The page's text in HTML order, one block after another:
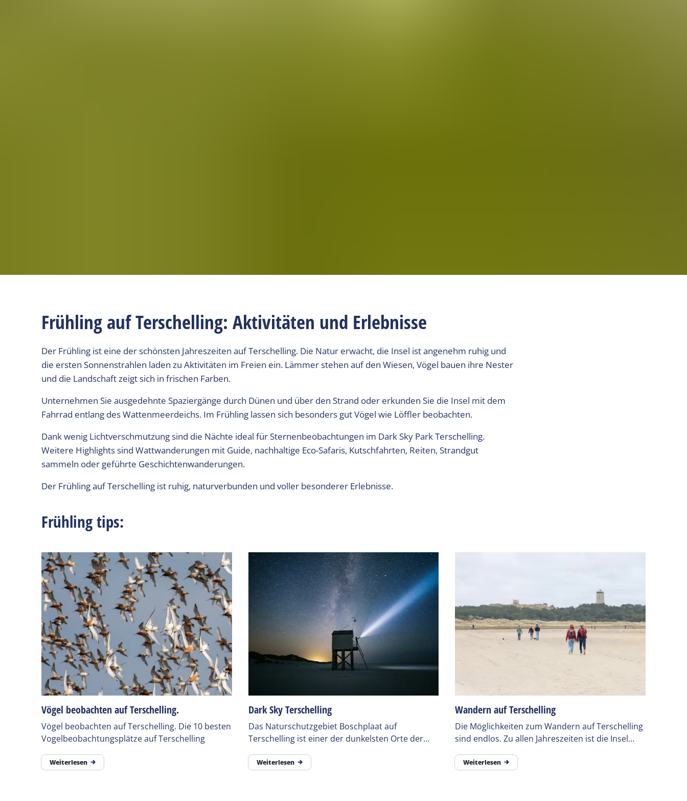
Frühling auf Terschelling: Aktivitäten und Erlebnisse
Der Frühling ist eine der schönsten Jahreszeiten auf Terschelling. Die Natur erwacht, die Insel ist angenehm ruhig und
die ersten Sonnenstrahlen laden zu Aktivitäten im Freien ein. Lämmer stehen auf den Wiesen, Vögel bauen ihre Nester
und die Landschaft zeigt sich in frischen Farben.
Unternehmen Sie ausgedehnte Spaziergänge durch Dünen und über den Strand oder erkunden Sie die Insel mit dem
Fahrrad entlang des Wattenmeerdeichs. Im Frühling lassen sich besonders gut Vögel wie Löffler beobachten.
Dank wenig Lichtverschmutzung sind die Nächte ideal für Sternenbeobachtungen im Dark Sky Park Terschelling.
Weitere Highlights sind Wattwanderungen mit Guide, nachhaltige Eco-Safaris, Kutschfahrten, Reiten, Strandgut
sammeln oder geführte Geschichtenwanderungen.
Der Frühling auf Terschelling ist ruhig, naturverbunden und voller besonderer Erlebnisse.
Frühling tips:
Vögel beobachten auf Terschelling.
Vögel beobachten auf Terschelling. Die 10 besten
Vogelbeobachtungsplätze auf Terschelling
Weiterlesen
Dark Sky Terschelling
Das Naturschutzgebiet Boschplaat auf
Terschelling ist einer der dunkelsten Orte der
und von genießen.
Weiterlesen
Wandern auf Terschelling
Die Möglichkeiten zum Wandern auf Terschelling
sind endlos. Zu allen Jahreszeiten ist die Insel
zu sehen.
Weiterlesen